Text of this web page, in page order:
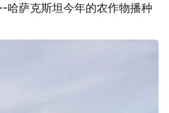
萨克斯坦今年的农作物播种